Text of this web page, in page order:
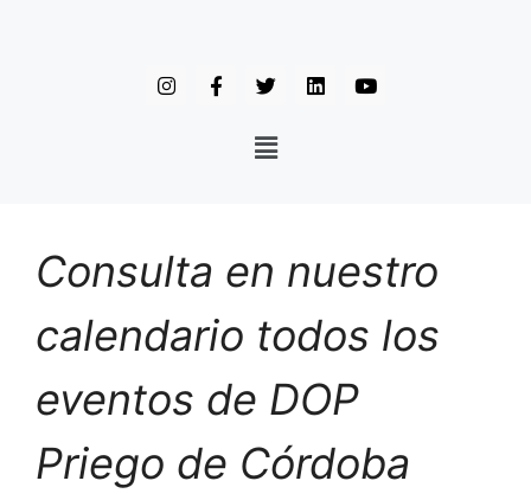
Consulta en nuestro
calendario todos los
eventos de DOP
Priego de Córdoba